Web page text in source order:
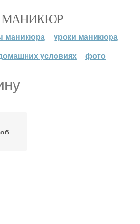
МАНИКЮР
маникюра
уроки маникюра
условиях
фото